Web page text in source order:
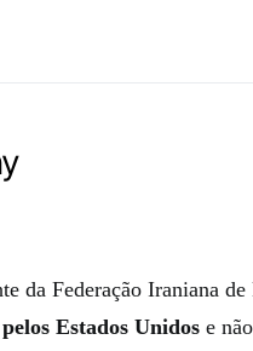
da Federação Iraniana
Estados Unidos e